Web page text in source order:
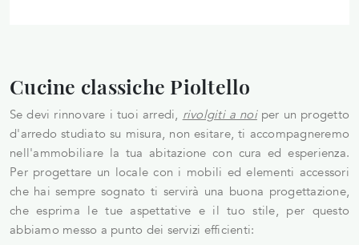
Cucine classiche Pioltello
Se devi rinnovare i tuoi arredi, rivolgiti a noiper un progetto
d'arredo studiato su misura, non esitare, ti accompagneremo
nell'ammobiliare la tua abitazione con cura ed esperienza.
Per progettare un locale con i mobili ed elementi accessori
che hai sempre sognato ti servirà una buona progettazione,
che esprima le tue aspettative e il tuo stile, per questo
abbiamo messo a punto dei servizi efficienti: